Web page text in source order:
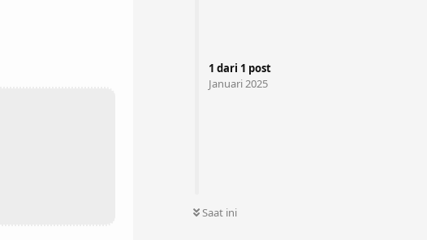
1 dari 1 post
Januari 2025
Saat ini